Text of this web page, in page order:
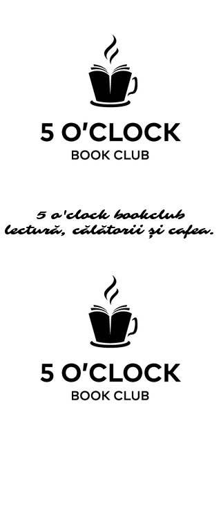
5 o'clock bookclub
lectură, călătorii și cafea.
5 o'clock bookclub
lectură, călătorii și cafea.